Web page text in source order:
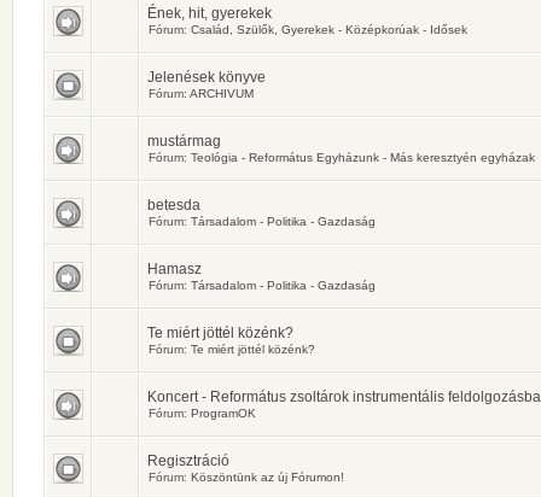
Ének, hit, gyerekek
Fórum: Család, Szülők, Gyerekek - Középkorúak - Idősek
Jelenések könyve
Fórum: ARCHIVUM
mustármag
Fórum: Teológia - Református Egyházunk - Más keresztyén egyházak
betesda
Fórum: Társadalom - Politika - Gazdaság
Hamasz
Fórum: Társadalom - Politika - Gazdaság
Te miért jöttél közénk?
Fórum: Te miért jöttél közénk?
Koncert - Református zsoltárok instrumentális
Fórum: ProgramOK
Regisztráció
Fórum: Köszöntünk az új Fórumon!